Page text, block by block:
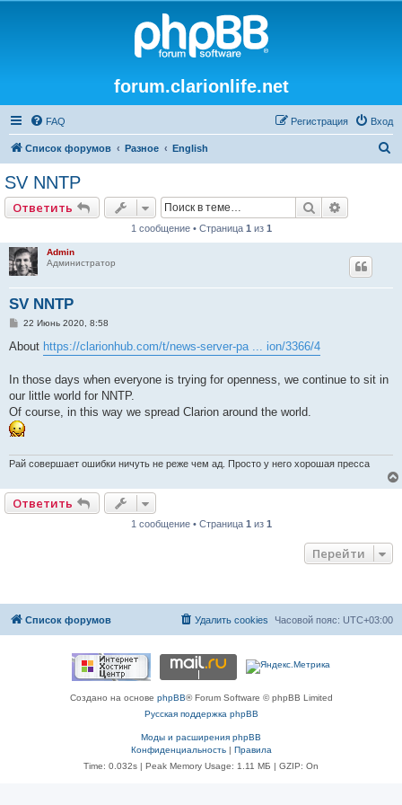
forum.clarionlife.net
FAQ Вход
Регистрация
Список форумов Разное English
SV NNTP
Ответить Поиск
1 сообщение • Страница 1 из 1
Admin
Администратор
SV NNTP
С
о
е
н
и
е
22 Июнь 2020, 8:58
About https://clarionhub.com/t/news-server-pa ... ion/3366/4
In those days when everyone is trying for openness, we continue to sit in
our little world for NNTP.
Of course, in this way we spread Clarion around the world.
Рай совершает ошибки ничуть не реже чем ад. Просто у него хорошая пресса
Ответить
1 сообщение • Страница 1 из 1
Перейти
Список форумов Часовой пояс: UTC+03:00
Удалить cookies
Создано на основе phpBB® Forum Software © phpBB Limited
Русская поддержка phpBB
Моды и расширения phpBB
Конфиденциальность| Правила
Time: 0.032s | Peak Memory Usage: 1.11 МБ | GZIP: On